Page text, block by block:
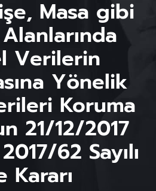
Masa gibi
Verilerin
Yönelik
Koruma
21/12/2017
62 Sayılı
Kararı